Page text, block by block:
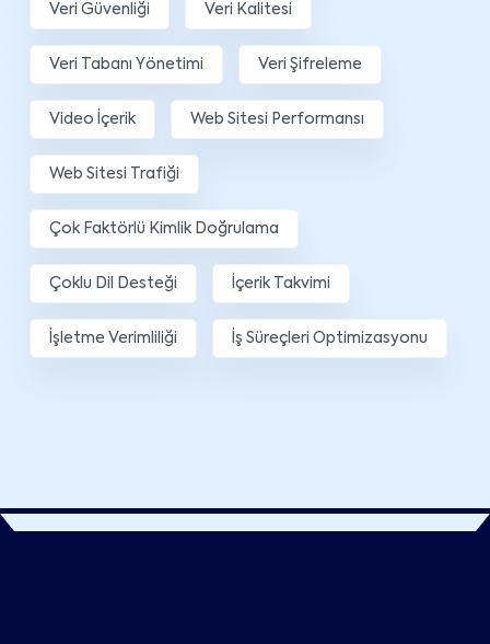
Veri Güvenliği Veri Kalitesi
Veri Tabanı Yönetimi Veri Şifreleme
Video İçerik Web Sitesi Performansı
Web Sitesi Trafiği
Çok Faktörlü Kimlik Doğrulama
Çoklu Dil Desteği İçerik Takvimi
İşletme Verimliliği İş Süreçleri Optimizasyonu